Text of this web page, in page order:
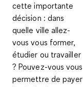
cette importante
décision : dans
quelle ville allez-
vous vous former,
étudier ou travailler
? Pouvez-vous vous
permettre de payer